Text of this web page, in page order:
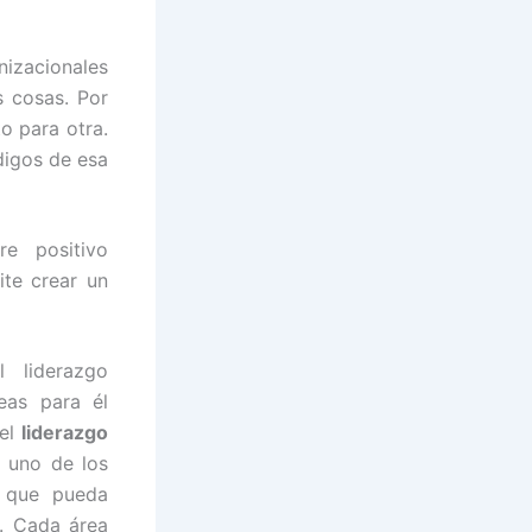
cosas. Por
para otra.
de esa
positivo
crear un
para él
liderazgo
uno de los
pueda
Cada área